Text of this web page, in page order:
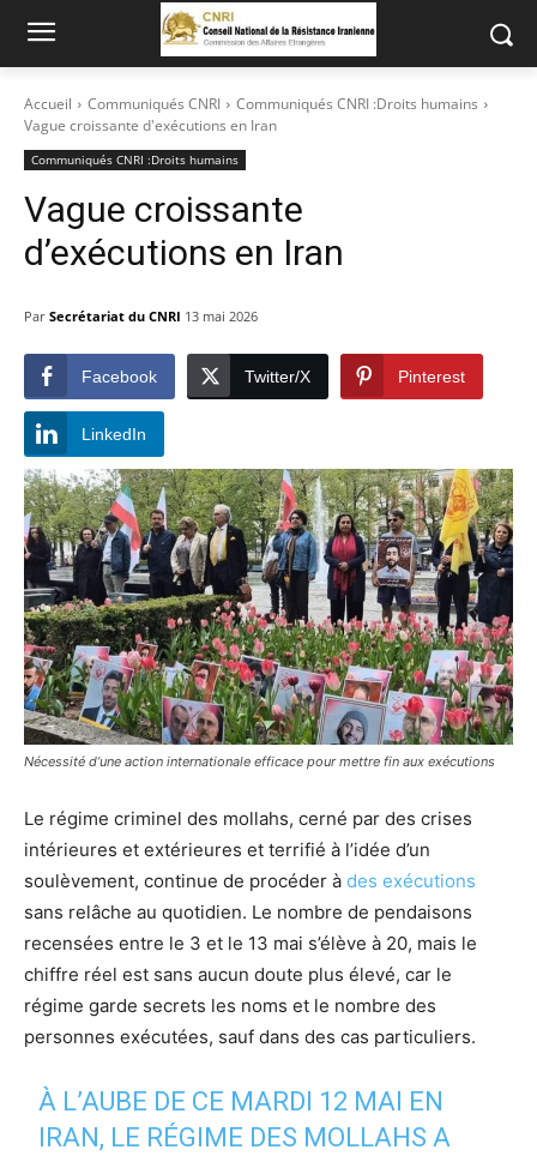
Accueil Communiqués CNRI
Communiqués CNRI :Droits humains
Vague croissante d'exécutions en Iran
Communiqués CNRI :Droits humains
Vague croissante
d’exécutions en Iran
Par Secrétariat du CNRI 13 mai 2026
Facebook Twitter/X Pinterest
LinkedIn
Nécessité d’une action internationale efficace pour mettre fin aux exécutions
Le régime criminel des mollahs, cerné par des crises
intérieures et extérieures et terrifié à l’idée d’un
soulèvement, continue de procéder à des exécutions
sans relâche au quotidien. Le nombre de pendaisons
recensées entre le 3 et le 13 mai s’élève à 20, mais le
chiffre réel est sans aucun doute plus élevé, car le
régime garde secrets les noms et le nombre des
personnes exécutées, sauf dans des cas particuliers.
À L’AUBE DE CE MARDI 12 MAI EN
IRAN, LE RÉGIME DES MOLLAHS A